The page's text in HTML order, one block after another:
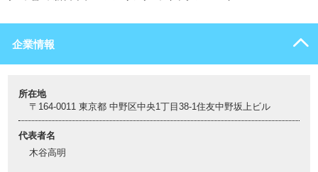
企業情報
所在地
〒164-0011 東京都 中野区中央1丁目38-1住友中野坂上ビル
代表者名
木谷高明